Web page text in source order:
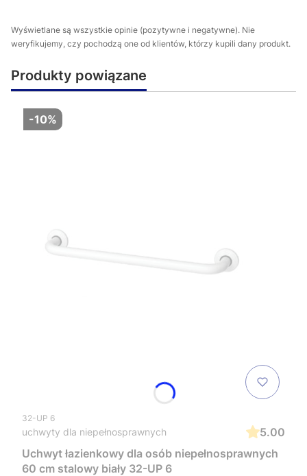
Wyświetlane są wszystkie opinie (pozytywne i negatywne). Nie
weryfikujemy, czy pochodzą one od klientów, którzy kupili dany produkt.
Produkty powiązane
-10%
32-UP 6
uchwyty dla niepełnosprawnych
5.00
Uchwyt łazienkowy dla osób niepełnosprawnych
60 cm stalowy biały 32-UP 6